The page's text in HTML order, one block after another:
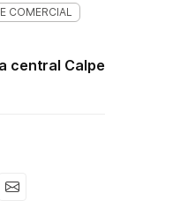
COMERCIAL
central Calpe